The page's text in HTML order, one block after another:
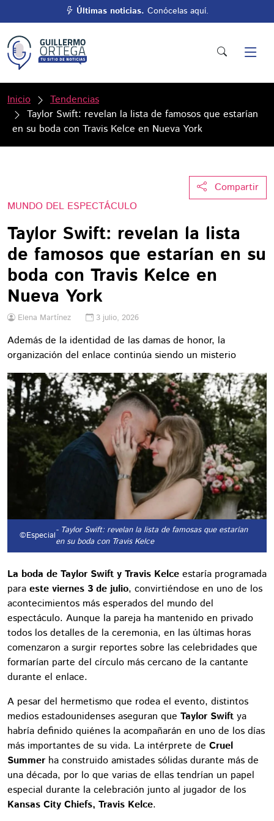
Últimas noticias. Conócelas aquí.
Inicio
Tendencias
Taylor Swift: revelan la lista de famosos que estarían
en su boda con Travis Kelce en Nueva York
Compartir
MUNDO DEL ESPECTÁCULO
Taylor Swift: revelan la lista
de famosos que estarían en su
boda con Travis Kelce en
Nueva York
Elena Martínez 3 julio, 2026
Además de la identidad de las damas de honor, la
organización del enlace continúa siendo un misterio
©Especial- Taylor Swift: revelan la lista de famosas que estarían
en su boda con Travis Kelce
La boda de Taylor Swift y Travis Kelce estaría programada
para este viernes 3 de julio, convirtiéndose en uno de los
acontecimientos más esperados del mundo del
espectáculo. Aunque la pareja ha mantenido en privado
todos los detalles de la ceremonia, en las últimas horas
comenzaron a surgir reportes sobre las celebridades que
formarían parte del círculo más cercano de la cantante
durante el enlace.
A pesar del hermetismo que rodea el evento, distintos
medios estadounidenses aseguran que Taylor Swift ya
habría definido quiénes la acompañarán en uno de los días
más importantes de su vida. La intérprete de Cruel
Summer ha construido amistades sólidas durante más de
una década, por lo que varias de ellas tendrían un papel
especial durante la celebración junto al jugador de los
Kansas City Chiefs, Travis Kelce.